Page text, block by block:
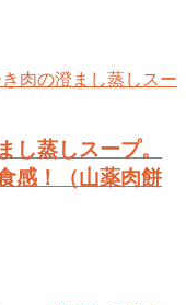
し蒸しスープ。
感！（山薬肉餅